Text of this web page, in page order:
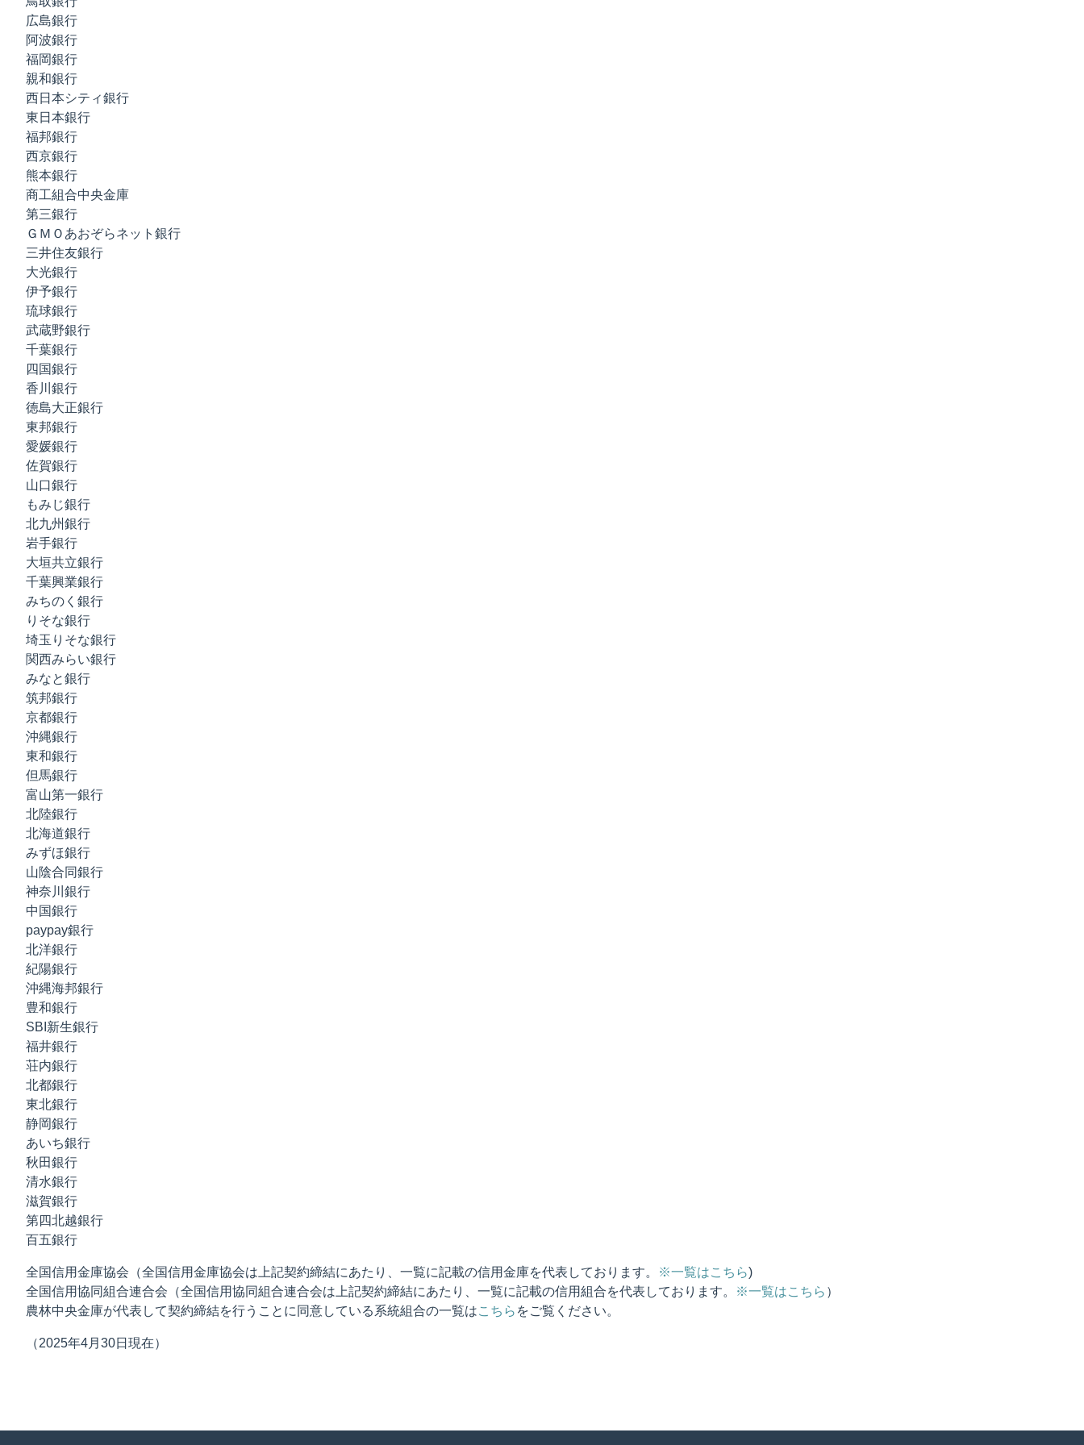
広島銀行
阿波銀行
福岡銀行
親和銀行
西日本シティ銀行
東日本銀行
福邦銀行
西京銀行
熊本銀行
商工組合中央金庫
第三銀行
ＧＭＯあおぞらネット銀行
三井住友銀行
大光銀行
伊予銀行
琉球銀行
武蔵野銀行
千葉銀行
四国銀行
香川銀行
徳島大正銀行
東邦銀行
愛媛銀行
佐賀銀行
山口銀行
もみじ銀行
北九州銀行
岩手銀行
大垣共立銀行
千葉興業銀行
みちのく銀行
りそな銀行
埼玉りそな銀行
関西みらい銀行
みなと銀行
筑邦銀行
京都銀行
沖縄銀行
東和銀行
但馬銀行
富山第一銀行
北陸銀行
北海道銀行
みずほ銀行
山陰合同銀行
神奈川銀行
中国銀行
paypay銀行
北洋銀行
紀陽銀行
沖縄海邦銀行
豊和銀行
SBI新生銀行
福井銀行
荘内銀行
北都銀行
東北銀行
静岡銀行
あいち銀行
秋田銀行
清水銀行
滋賀銀行
第四北越銀行
百五銀行
全国信用金庫協会（全国信用金庫協会は上記契約締結にあたり、一覧に記載の信用金庫を代表しております。 ※一覧はこちら)
全国信用協同組合連合会（全国信用協同組合連合会は上記契約締結にあたり、一覧に記載の信用組合を代表しております。
※一覧はこちら ）
農林中央金庫が代表して契約締結を行うことに同意している系統組合の一覧はこちら をご覧ください。
（2025年4月30日現在）